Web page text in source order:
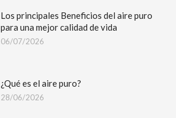
Los principales Beneficios del aire puro
para una mejor calidad de vida
06/07/2026
¿Qué es el aire puro?
28/06/2026